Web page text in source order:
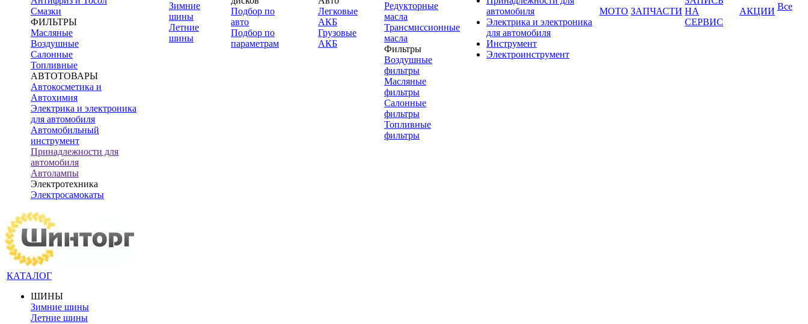
Смазки
ФИЛЬТРЫ
Масляные
Воздушные
Салонные
Топливные
АВТОТОВАРЫ
Автокосметика и
Автохимия
Электрика и электроника
для автомобиля
Автомобильный
инструмент
Принадлежности для
автомобиля
Автолампы
Электротехника
Электросамокаты
Зимние
шины
Летние
шины
Подбор по
авто
Подбор по
параметрам
Легковые
АКБ
Грузовые
АКБ
Редукторные
масла
Трансмиссионные
масла
Фильтры
Воздушные
фильтры
Масляные
фильтры
Салонные
фильтры
Топливные
фильтры
автомобиля
Электрика и электроника
для автомобиля
Инструмент
Электроинструмент
МОТО ЗАПЧАСТИ НА
СЕРВИС
АКЦИИ Все
КАТАЛОГ
ШИНЫ
Зимние шины
Летние шины